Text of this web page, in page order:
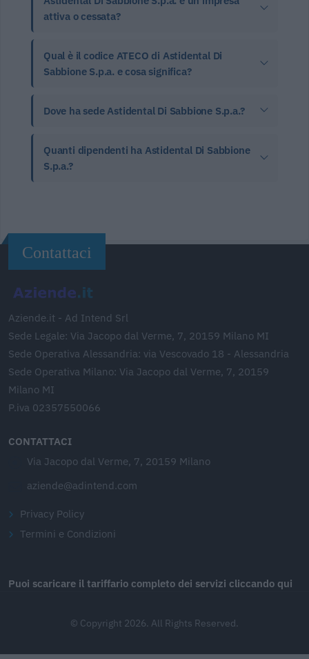
attiva o cessata?
Qual è il codice ATECO di Astidental Di
Sabbione S.p.a. e cosa significa?
Dove ha sede Astidental Di Sabbione S.p.a.?
Quanti dipendenti ha Astidental Di Sabbione
S.p.a.?
Contattaci
Aziende.it - Ad Intend Srl
Sede Legale: Via Jacopo dal Verme, 7, 20159 Milano MI
Sede Operativa Alessandria: via Vescovado 18 - Alessandria
Sede Operativa Milano: Via Jacopo dal Verme, 7, 20159
Milano MI
P.iva 02357550066
CONTATTACI
Via Jacopo dal Verme, 7, 20159 Milano
aziende@adintend.com
Privacy Policy
Termini e Condizioni
Puoi scaricare il tariffario completo dei servizi cliccando qui
© Copyright 2026. All Rights Reserved.